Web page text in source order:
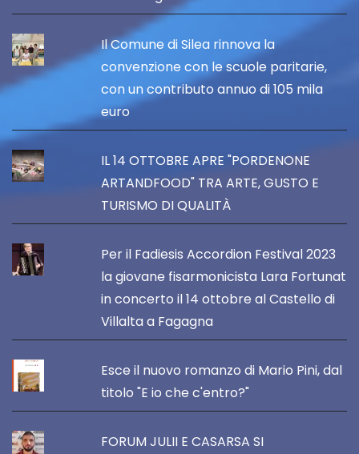
Il Comune di Silea rinnova la
convenzione con le scuole paritarie,
con un contributo annuo di 105 mila
euro
IL 14 OTTOBRE APRE "PORDENONE
ARTANDFOOD" TRA ARTE, GUSTO E
TURISMO DI QUALITÀ
Per il Fadiesis Accordion Festival 2023
la giovane fisarmonicista Lara Fortunat
in concerto il 14 ottobre al Castello di
Villalta a Fagagna
Esce il nuovo romanzo di Mario Pini, dal
titolo "E io che c'entro?"
FORUM JULII E CASARSA SI